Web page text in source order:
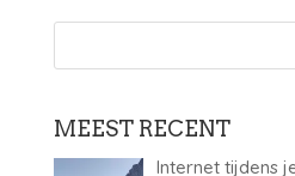
MEEST RECENT
Internet tijdens